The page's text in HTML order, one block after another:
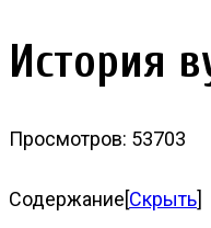
История
Просмотров: 53703
Содержание[Скрыть]